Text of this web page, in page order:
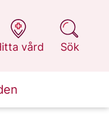
vård
på 1177.se
Sök
på 1177.se